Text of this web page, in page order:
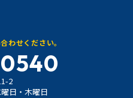
わせください。
2
日・木曜日